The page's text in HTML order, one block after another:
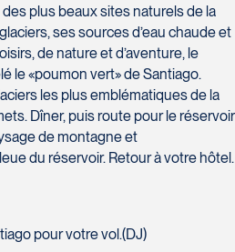
des plus beaux sites naturels de la
ses sources d’eau chaude et
de nature et d’aventure, le
le «poumon vert» de Santiago.
les plus emblématiques de la
Dîner, puis route pour le réservoir
de montagne et
du réservoir. Retour à votre hôtel.
pour votre vol.(DJ)